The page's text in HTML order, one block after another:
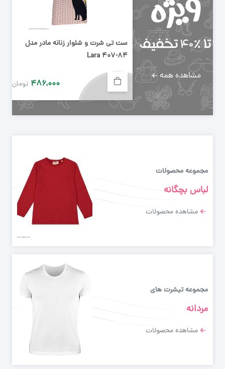
مشاهده همه
ست تی شرت و شلوار زنانه مادر مدل
Lara 407-84
۴۸۶,۰۰۰ تومان
مجموعه محصولات
لباس بچگانه
مشاهده محصولات
مجموعه تیشرت های
مردانه
مشاهده محصولات